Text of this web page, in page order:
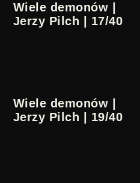
Wiele demonów |
Jerzy Pilch | 17/40
Wiele demonów |
Jerzy Pilch | 19/40